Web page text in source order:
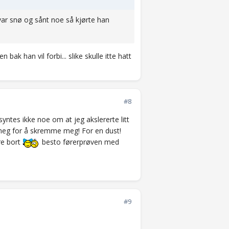
snø og sånt noe så kjørte han
bak han vil forbi... slike skulle itte hatt
#8
ikke noe om at jeg akslererte litt
for å skremme meg! For en dust!
bort
besto førerprøven med
#9